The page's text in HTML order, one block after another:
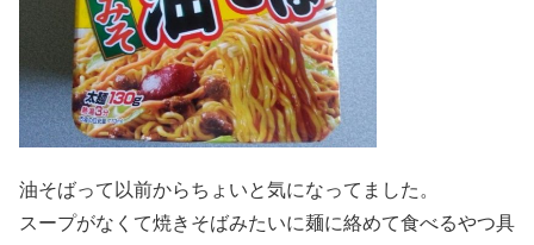
油そばって以前からちょいと気になってました。
スープがなくて焼きそばみたいに麺に絡めて食べるやつ具